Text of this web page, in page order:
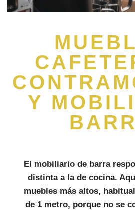
Y
El mobiliario de barra
distinta a la de cocina.
muebles más altos,
de 1 metro, porque no se